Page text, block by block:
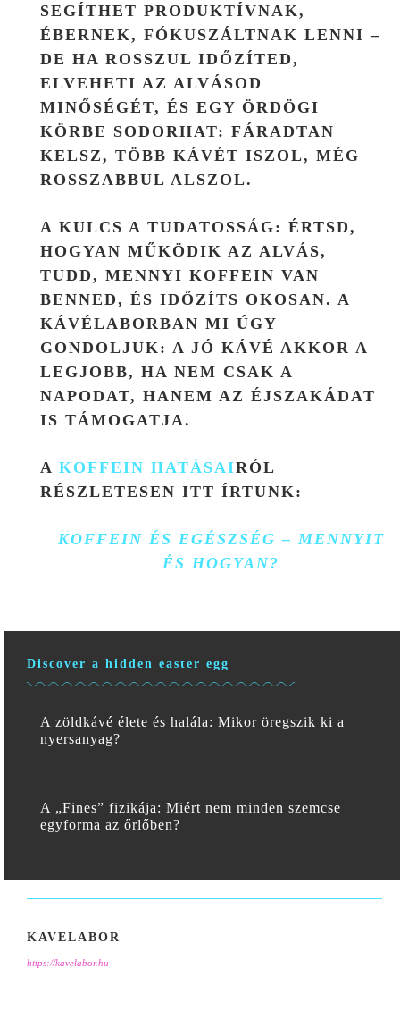
SEGÍTHET PRODUKTÍVNAK,
ÉBERNEK, FÓKUSZÁLTNAK LENNI –
DE HA ROSSZUL IDŐZÍTED,
ELVEHETI AZ ALVÁSOD
MINŐSÉGÉT, ÉS EGY ÖRDÖGI
KÖRBE SODORHAT: FÁRADTAN
KELSZ, TÖBB KÁVÉT ISZOL, MÉG
ROSSZABBUL ALSZOL.
A KULCS A TUDATOSSÁG: ÉRTSD,
HOGYAN MŰKÖDIK AZ ALVÁS,
TUDD, MENNYI KOFFEIN VAN
BENNED, ÉS IDŐZÍTS OKOSAN. A
KÁVÉLABORBAN MI ÚGY
GONDOLJUK: A JÓ KÁVÉ AKKOR A
LEGJOBB, HA NEM CSAK A
NAPODAT, HANEM AZ ÉJSZAKÁDAT
IS TÁMOGATJA.
A KOFFEIN HATÁSAIRÓL
RÉSZLETESEN ITT ÍRTUNK:
KOFFEIN ÉS EGÉSZSÉG – MENNYIT
ÉS HOGYAN?
Discover a hidden easter egg
A zöldkávé élete és halála: Mikor öregszik ki a
nyersanyag?
A „Fines” fizikája: Miért nem minden szemcse
egyforma az őrlőben?
KAVELABOR
https://kavelabor.hu